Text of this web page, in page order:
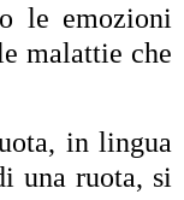
le emozioni
malattie che
in lingua
una ruota, si